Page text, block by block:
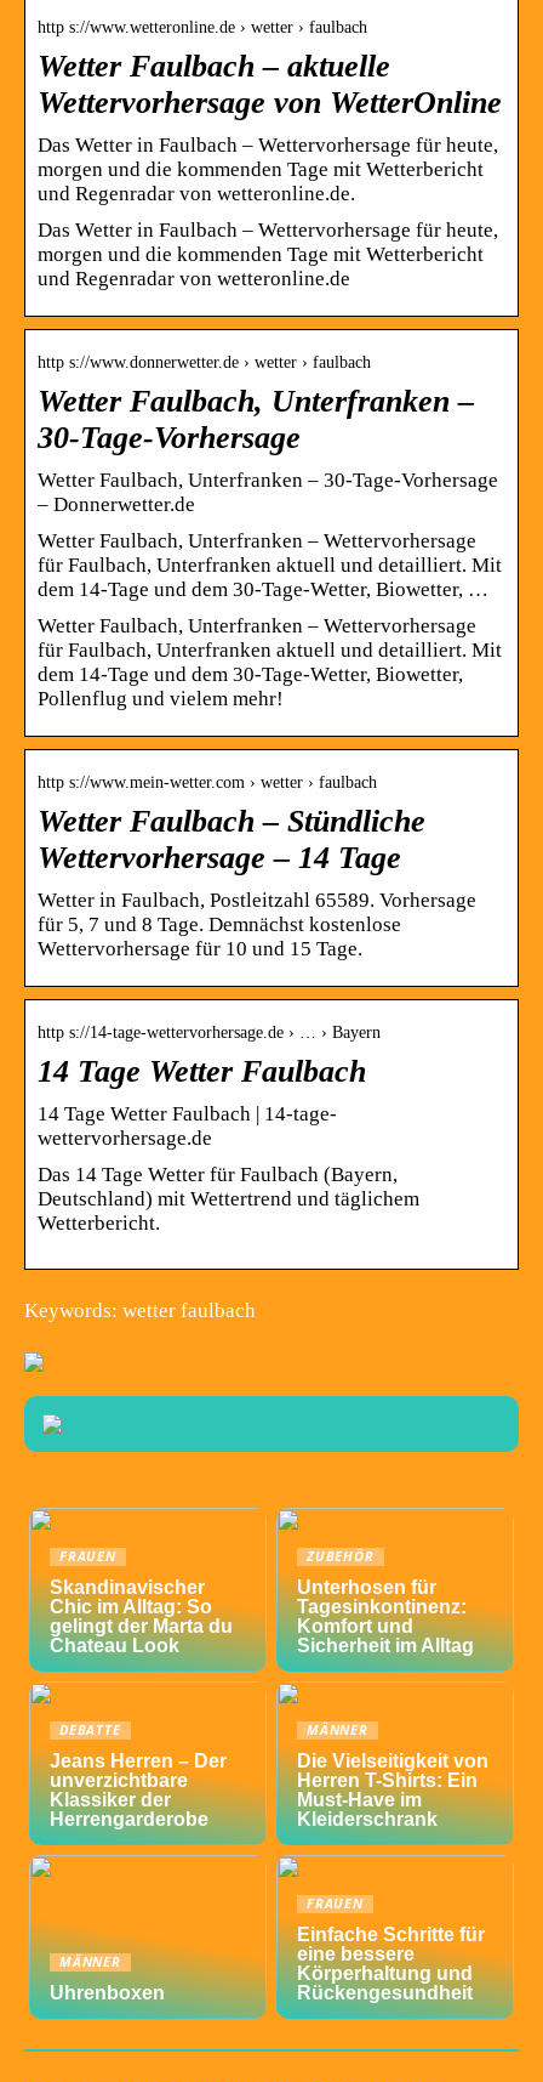
http s://www.wetteronline.de › wetter › faulbach
Wetter Faulbach – aktuelle
Wettervorhersage von WetterOnline
Das Wetter in Faulbach – Wettervorhersage für heute,
morgen und die kommenden Tage mit Wetterbericht
und Regenradar von wetteronline.de.
Das Wetter in Faulbach – Wettervorhersage für heute,
morgen und die kommenden Tage mit Wetterbericht
und Regenradar von wetteronline.de
http s://www.donnerwetter.de › wetter › faulbach
Wetter Faulbach, Unterfranken –
30-Tage-Vorhersage
Wetter Faulbach, Unterfranken – 30-Tage-Vorhersage
– Donnerwetter.de
Wetter Faulbach, Unterfranken – Wettervorhersage
für Faulbach, Unterfranken aktuell und detailliert. Mit
dem 14-Tage und dem 30-Tage-Wetter, Biowetter, …
Wetter Faulbach, Unterfranken – Wettervorhersage
für Faulbach, Unterfranken aktuell und detailliert. Mit
dem 14-Tage und dem 30-Tage-Wetter, Biowetter,
Pollenflug und vielem mehr!
http s://www.mein-wetter.com › wetter › faulbach
Wetter Faulbach – Stündliche
Wettervorhersage – 14 Tage
Wetter in Faulbach, Postleitzahl 65589. Vorhersage
für 5, 7 und 8 Tage. Demnächst kostenlose
Wettervorhersage für 10 und 15 Tage.
http s://14-tage-wettervorhersage.de › … › Bayern
14 Tage Wetter Faulbach
14 Tage Wetter Faulbach | 14-tage-
wettervorhersage.de
Das 14 Tage Wetter für Faulbach (Bayern,
Deutschland) mit Wettertrend und täglichem
Wetterbericht.
Keywords: wetter faulbach
FRAUEN
Skandinavischer
Chic im Alltag: So
gelingt der Marta du
Chateau Look
ZUBEHÖR
Unterhosen für
Tagesinkontinenz:
Komfort und
Sicherheit im Alltag
DEBATTE
Jeans Herren – Der
unverzichtbare
Klassiker der
Herrengarderobe
MÄNNER
Die Vielseitigkeit von
Herren T-Shirts: Ein
Must-Have im
Kleiderschrank
MÄNNER
Uhrenboxen
FRAUEN
Einfache Schritte für
eine bessere
Körperhaltung und
Rückengesundheit